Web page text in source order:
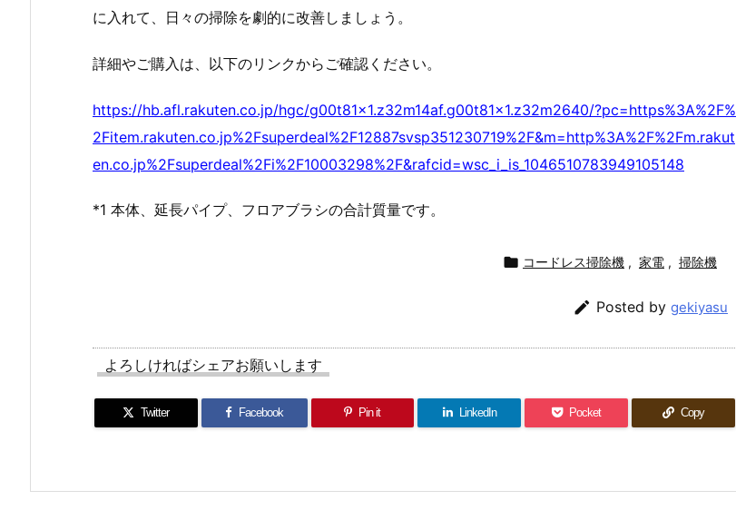
に入れて、日々の掃除を劇的に改善しましょう。
詳細やご購入は、以下のリンクからご確認ください。
https://hb.afl.rakuten.co.jp/hgc/g00t81x1.z32m14af.g00t81x1.z32m2640/?pc=https%3A%2F%
2Fitem.rakuten.co.jp%2Fsuperdeal%2F12887svsp351230719%2F&m=http%3A%2F%2Fm.rakut
en.co.jp%2Fsuperdeal%2Fi%2F10003298%2F&rafcid=wsc_i_is_1046510783949105148
*1 本体、延長パイプ、フロアブラシの合計質量です。
 コードレス掃除機 , 家電 , 掃除機
 Posted by gekiyasu
よろしければシェアお願いします
Twitter Facebook Pin it LinkedIn Pocket Copy